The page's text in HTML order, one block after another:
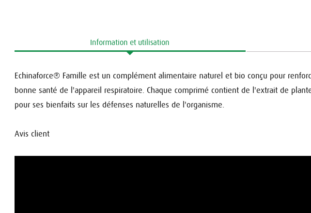
Information et utilisation
Echinaforce® Famille est un complément alimentaire naturel et bio conçu pour
bonne santé de l'appareil respiratoire. Chaque comprimé contient de l'extrait de
pour ses bienfaits sur les défenses naturelles de l'organisme.
Avis client